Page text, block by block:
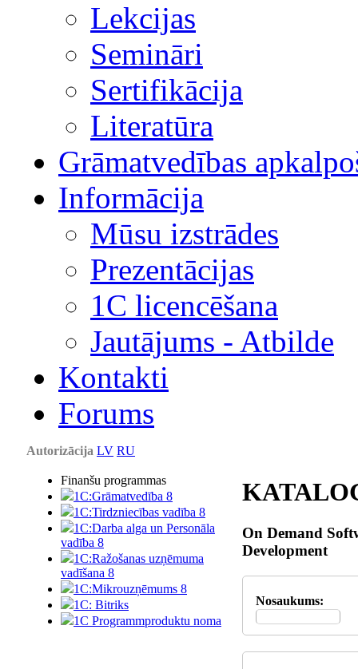
Lekcijas
Semināri
Sertifikācija
Literatūra
Grāmatvedības
Informācija
Mūsu izstrādes
Prezentācijas
1С licencēšana
Jautājums - Atbilde
Kontakti
Forums
Autorizācija LV RU
Finanšu programmas
1C:Grāmatvedība 8
1C:Tirdzniecības vadība 8
1C:Darba alga un Personāla
vadība 8
1C:Ražošanas uzņēmuma
vadīšana 8
1С:Мikrouzņēmums 8
1C: Bitriks
1C Programmproduktu noma
On Demand
Development
Nosaukums: